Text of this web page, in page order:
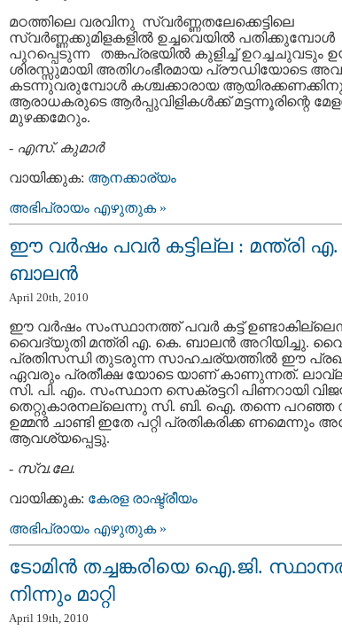
മഠത്തിലെ വരവിനു സ്വര്‍ണ്ണതലേക്കെട്ടിലെ
സ്വര്‍ണ്ണക്കുമിളകളില്‍ ഉച്ചവെയില്‍ പതിക്കുമ്പോള്‍
പുറപ്പെടുന്ന തങ്കപ്രഭയില്‍ കുളിച്ച്‌ ഉറച്ചചുവടും
ശിരസ്സുമായി അതിഗംഭീരമായ പ്രൗഡിയോടെ
കടന്നുവരുമ്പോള്‍ കശ്ചക്കാരായ ആയിരക്കണക്കിനു
ആരാധകരുടെ ആര്‍പ്പുവിളികള്‍ക്ക്‌ മട്ടന്നൂരിന്റെ
മുഴക്കമേറും.
- എസ്. കുമാര്‍
വായിക്കുക: ആനക്കാര്യം
അഭിപ്രായം എഴുതുക »
ഈ വര്‍ഷം പവര്‍ കട്ടില്ല : മന്ത്രി
ബാലന്‍
April 20th, 2010
ഈ വര്‍ഷം സംസ്ഥാനത്ത്‌ പവര്‍ കട്ട്
വൈദ്യുതി മന്ത്രി എ. കെ. ബാലന്‍ അറിയിച്ചു.
പ്രതിസന്ധി തുടരുന്ന സാഹചര്യത്തില്‍ ഈ
ഏവരും പ്രതീക്ഷ യോടെ യാണ് കാണുന്നത്.
സി. പി. എം. സംസ്ഥാന സെക്രട്ടറി പിണറായി
തെറ്റുകാരനല്ലെന്നു സി. ബി. ഐ. തന്നെ പറഞ്ഞ
ഉമ്മന്‍ ചാണ്ടി ഇതേ പറ്റി പ്രതികരിക്ക ണമെന്നും
ആവശ്യപ്പെട്ടു.
- സ്വ.ലേ.
വായിക്കുക: കേരള രാഷ്ട്രീയം
അഭിപ്രായം എഴുതുക »
ടോമിന്‍ തച്ചങ്കരിയെ ഐ.ജി.
നിന്നും മാറ്റി
April 19th, 2010